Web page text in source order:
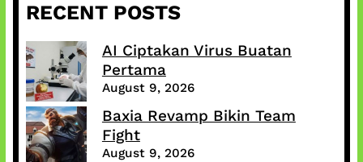
RECENT POSTS
AI Ciptakan Virus Buatan
Pertama
August 9, 2026
Baxia Revamp Bikin Team
Fight
August 9, 2026